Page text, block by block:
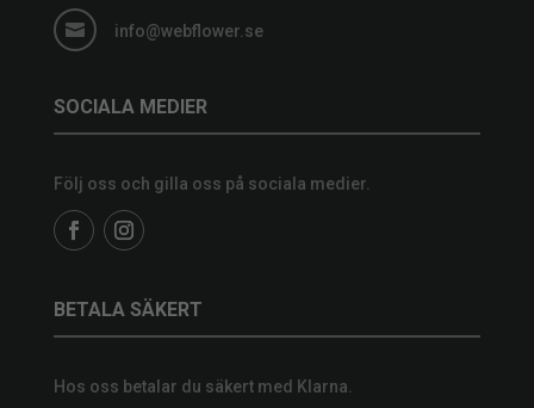
 info@webflower.se
SOCIALA MEDIER
Följ oss och gilla oss på sociala medier.
BETALA SÄKERT
Hos oss betalar du säkert med Klarna.